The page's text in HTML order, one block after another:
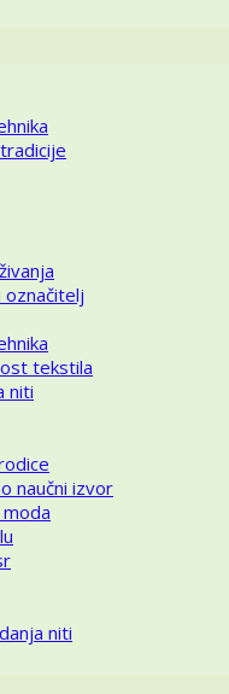
označitelj
tekstila
niti
naučni izvor
niti